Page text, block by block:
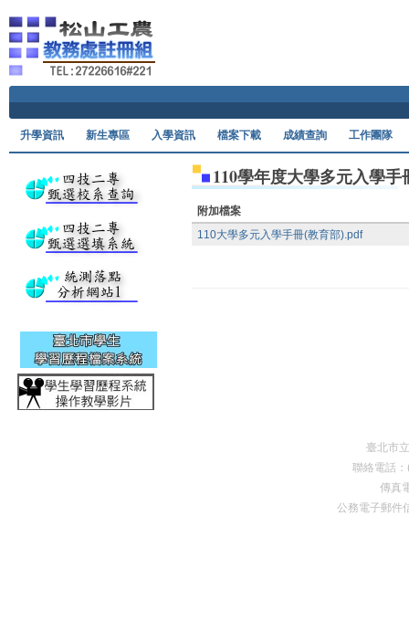
升學資訊 新生專區 入學資訊 檔案下載 成績查詢 工作團隊
110學年度大學多元入學
附加檔案
110大學多元入學手冊(教育部).pdf
臺北市
聯絡電話
傳真
公務電子郵件